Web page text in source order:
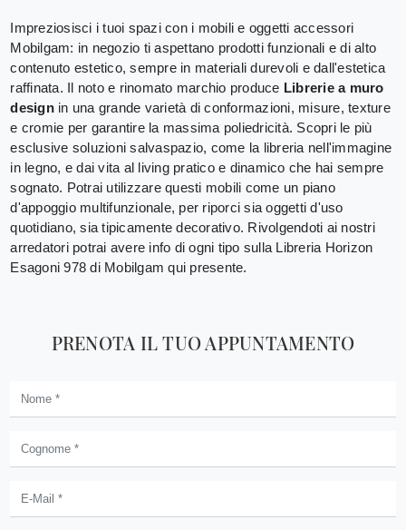
Impreziosisci i tuoi spazi con i mobili e oggetti accessori
Mobilgam: in negozio ti aspettano prodotti funzionali e di alto
contenuto estetico, sempre in materiali durevoli e dall'estetica
raffinata. Il noto e rinomato marchio produce Librerie a muro
designin una grande varietà di conformazioni, misure, texture
e cromie per garantire la massima poliedricità. Scopri le più
esclusive soluzioni salvaspazio, come la libreria nell'immagine
in legno, e dai vita al living pratico e dinamico che hai sempre
sognato. Potrai utilizzare questi mobili come un piano
d'appoggio multifunzionale, per riporci sia oggetti d'uso
quotidiano, sia tipicamente decorativo. Rivolgendoti ai nostri
arredatori potrai avere info di ogni tipo sulla Libreria Horizon
Esagoni 978 di Mobilgam qui presente.
PRENOTA IL TUO APPUNTAMENTO